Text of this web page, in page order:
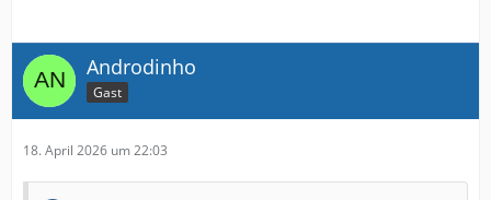
Androdinho
Gast
18. April 2026 um 22:03